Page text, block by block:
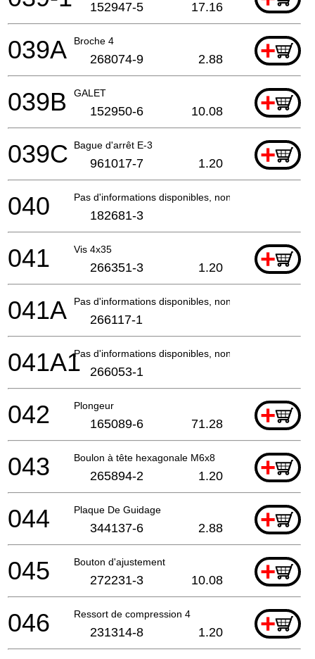
152947-5 17.16
Broche 4 +
039A 268074-9 2.88
GALET +
039B 152950-6 10.08
Bague d'arrêt E-3 +
039C 961017-7 1.20
Pas d'informations disponibles, non commandable
040 182681-3
Vis 4x35 +
041 266351-3 1.20
Pas d'informations disponibles, non commandable
041A 266117-1
Pas d'informations disponibles, non commandable
041A1 266053-1
Plongeur +
042 165089-6 71.28
Boulon à tête hexagonale M6x8 +
043 265894-2 1.20
Plaque De Guidage +
044 344137-6 2.88
Bouton d'ajustement +
045 272231-3 10.08
Ressort de compression 4 +
046 231314-8 1.20